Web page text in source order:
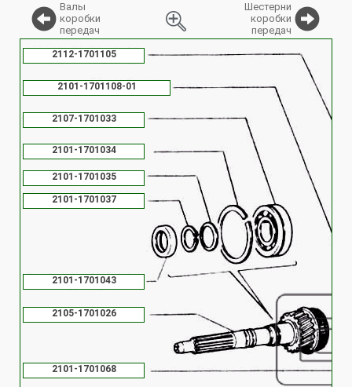
Валы
коробки
передач
%
Шестерни
коробки
передач
2101-1701034
2101-1701035
2101-1701037
2101-1701043
2101-1701068
2101-1701108-01
2105-1701026
2107-1701033
2112-1701105